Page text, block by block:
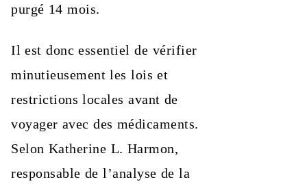
purgé 14 mois.
Il est donc essentiel de vérifier
minutieusement les lois et
restrictions locales avant de
voyager avec des médicaments.
Selon Katherine L. Harmon,
responsable de l’analyse de la